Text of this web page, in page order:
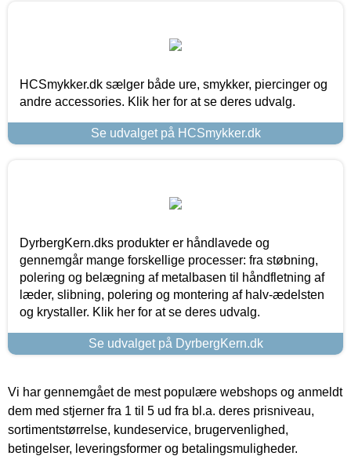
HCSmykker.dk sælger både ure, smykker, piercinger og
andre accessories. Klik her for at se deres udvalg.
Se udvalget på HCSmykker.dk
DyrbergKern.dks produkter er håndlavede og
gennemgår mange forskellige processer: fra støbning,
polering og belægning af metalbasen til håndfletning af
læder, slibning, polering og montering af halv-ædelsten
og krystaller. Klik her for at se deres udvalg.
Se udvalget på DyrbergKern.dk
Vi har gennemgået de mest populære webshops og anmeldt
dem med stjerner fra 1 til 5 ud fra bl.a. deres prisniveau,
sortimentstørrelse, kundeservice, brugervenlighed,
betingelser, leveringsformer og betalingsmuligheder.